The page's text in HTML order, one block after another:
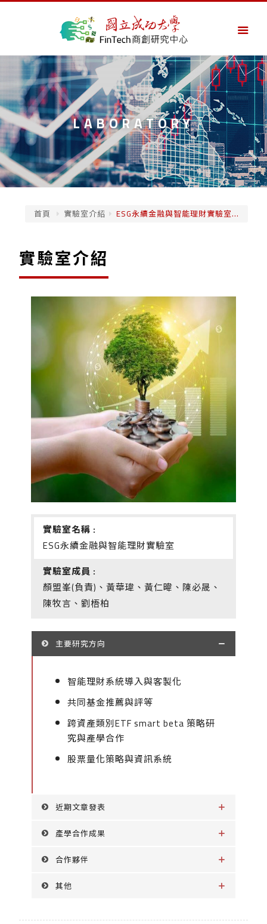
LABORATORY
首頁 實驗室介紹 ESG永續金融與智能理財實驗室...
實驗室介紹
實驗室名稱 :
ESG永續金融與智能理財實驗室
實驗室成員 :
顏盟峯(負責)、黃華瑋、黃仁暐、陳必晟、
陳牧言、劉梧柏
主要研究方向
智能理財系統導入與客製化
共同基金推薦與評等
跨資產類別ETF smart beta 策略研
究與產學合作
股票量化策略與資訊系統
近期文章發表
產學合作成果
合作夥伴
其他